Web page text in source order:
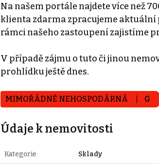
Na našem portále najdete více než
klienta zdarma zpracujeme aktuální
rámci našeho zastoupení zajistíme
V případě zájmu o tuto či jinou
prohlídku ještě dnes.
MIMOŘÁDNĚ NEHOSPODÁRNÁ G
Údaje k nemovitosti
Kategorie Sklady